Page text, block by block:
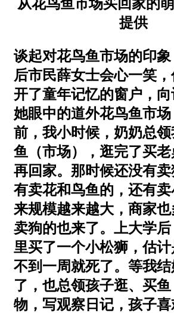
从花鸟鱼市场买回家的
提供
谈起对花鸟鱼市场的印象
后市民薛女士会心一笑
开了童年记忆的窗户，
她眼中的道外花鸟鱼市场
前，我小时候，奶奶总
鱼（市场），逛完了买
再回家。那时候还没有卖
有卖花和鸟鱼的，还有
来规模越来越大，商家也
卖狗的也来了。上大学
里买了一个小松狮，估计
不到一周就死了。等我
了，也总领孩子逛、买
物，写观察日记，孩子喜